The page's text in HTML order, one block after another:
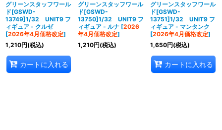
グリーンスタッフワール
ド[GSWD-
13749]1/32 UNIT9 フ
ィギュア - クルゼ
[2026年4月価格改定]
1,210円(税込)
カートに入れる
グリーンスタッフワール
ド[GSWD-
13750]1/32 UNIT9 フ
ィギュア - ルナ [2026
年4月価格改定]
1,210円(税込)
グリーンスタッフワール
ド[GSWD-
13751]1/32 UNIT9 フ
ィギュア - マンタンク
[2026年4月価格改定]
1,650円(税込)
カートに入れる